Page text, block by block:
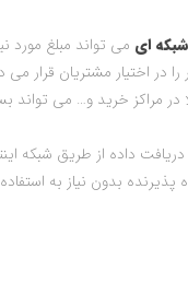
شبکه ای می تواند مبلغ مورد
در اختیار مشتریان قرار می
در مراکز خرید و… می تواند
داده از طریق شبکه
بدون نیاز به